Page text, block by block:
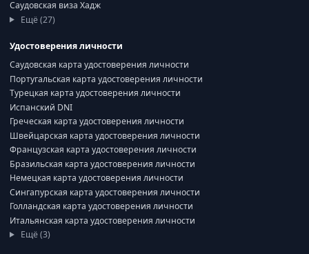
Саудовская виза Хадж
Ещё (27)
Удостоверения личности
Саудовская карта удостоверения личности
Португальская карта удостоверения личности
Турецкая карта удостоверения личности
Испанский DNI
Греческая карта удостоверения личности
Швейцарская карта удостоверения личности
Французская карта удостоверения личности
Бразильская карта удостоверения личности
Немецкая карта удостоверения личности
Сингапурская карта удостоверения личности
Голландская карта удостоверения личности
Итальянская карта удостоверения личности
Ещё (3)